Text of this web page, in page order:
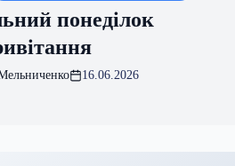
понеділок
16.06.2026